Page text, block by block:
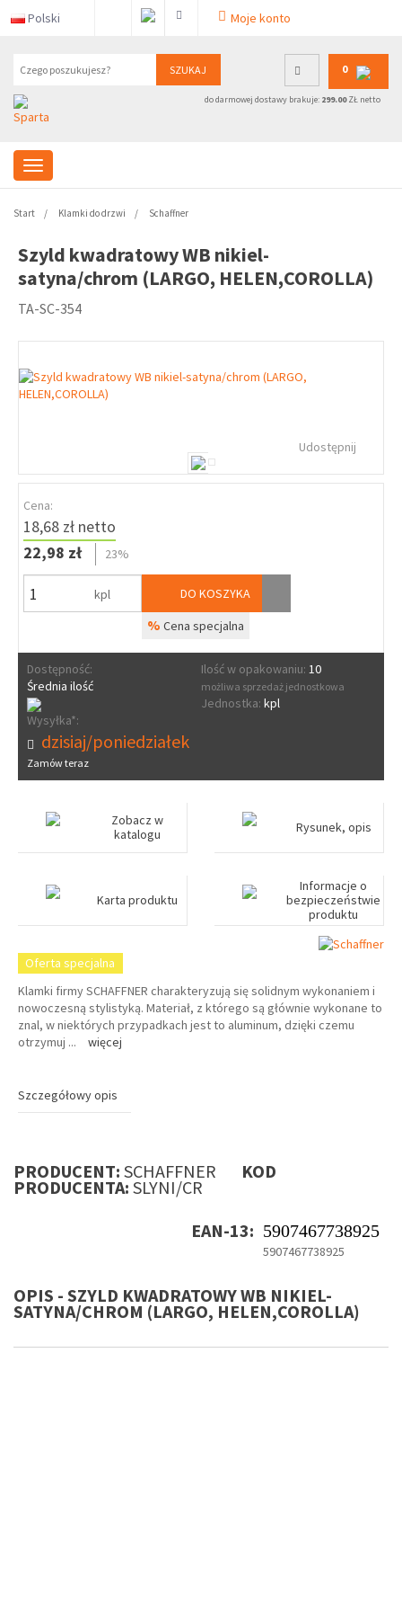
Polski Moje konto
SZUKAJ 0
do darmowej dostawy brakuje: 299.00ZŁ netto
Start Klamki do drzwi Schaffner
Szyld kwadratowy WB nikiel-
satyna/chrom (LARGO, HELEN,COROLLA)
TA-SC-354
Udostępnij
Cena:
18,68 zł netto
22,98 zł
23%
kpl DO KOSZYKA
% Cena specjalna
Dostępność:
Średnia ilość
Ilość w opakowaniu: 10
możliwa sprzedaż jednostkowa
Jednostka: kpl
Wysyłka*:
dzisiaj/poniedziałek
Zamów teraz
Zobacz w
katalogu
Rysunek, opis
Karta produktu
Informacje o
bezpieczeństwie
produktu
Oferta specjalna
Klamki firmy SCHAFFNER charakteryzują się solidnym wykonaniem i
nowoczesną stylistyką. Materiał, z którego są głównie wykonane to
znal, w niektórych przypadkach jest to aluminum, dzięki czemu
otrzymuj ... więcej
Szczegółowy opis
PRODUCENT: SCHAFFNER KOD
PRODUCENTA: SLYNI/CR
EAN-13: 5907467738925
5907467738925
OPIS - SZYLD KWADRATOWY WB NIKIEL-
SATYNA/CHROM (LARGO, HELEN,COROLLA)